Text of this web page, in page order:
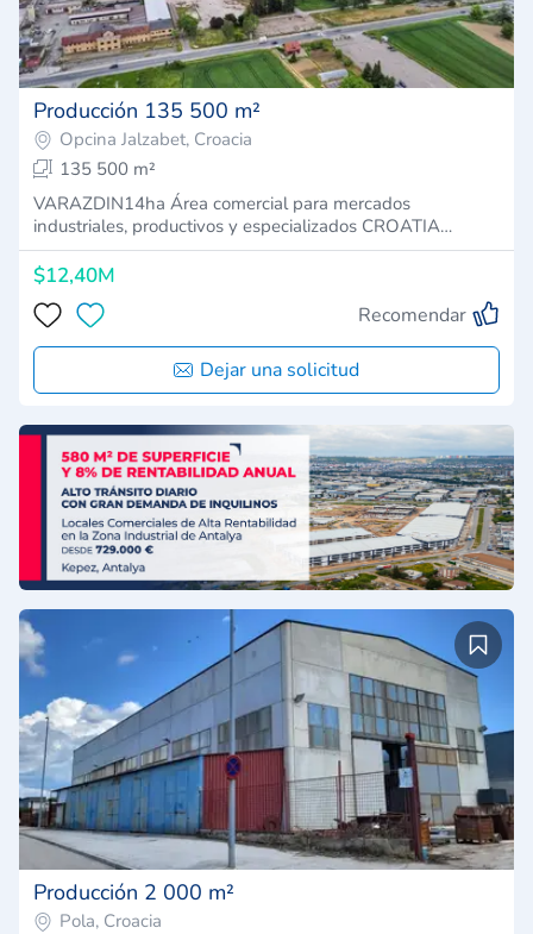
Producción 135 500 m²
Opcina Jalzabet, Croacia
135 500 m²
VARAZDIN14ha Área comercial para mercados
industriales, productivos y especializados CROATIA…
$12,40M
Recomendar
Dejar una solicitud
Producción 2 000 m²
Pola, Croacia